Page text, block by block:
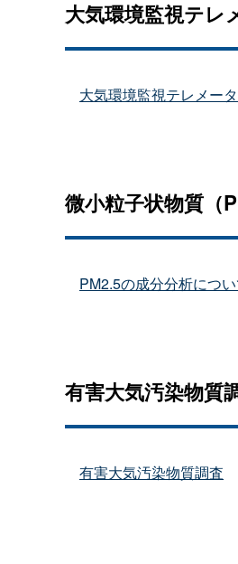
大気環境監視テレ
大気環境監視テレメー
微小粒子状物質（
PM2.5の成分分析につ
有害大気汚染物質
有害大気汚染物質調査